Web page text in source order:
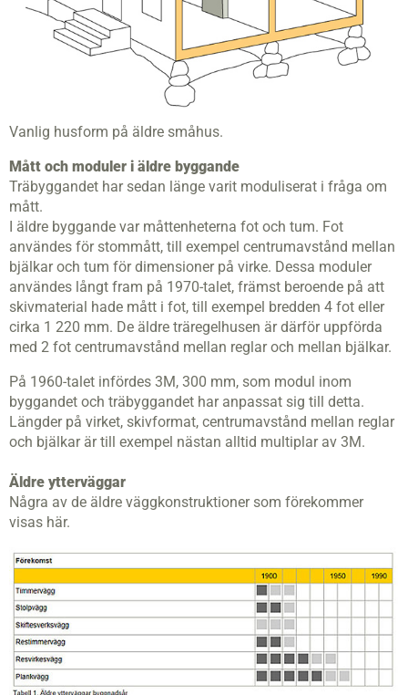
Vanlig husform på äldre småhus.
Mått och moduler i äldre byggande
Träbyggandet har sedan länge varit moduliserat i fråga om
mått.
I äldre byggande var måttenheterna fot och tum. Fot
användes för stommått, till exempel centrumavstånd mellan
bjälkar och tum för dimensioner på virke. Dessa moduler
användes långt fram på 1970-talet, främst beroende på att
skivmaterial hade mått i fot, till exempel bredden 4 fot eller
cirka 1 220 mm. De äldre träregelhusen är därför uppförda
med 2 fot centrumavstånd mellan reglar och mellan bjälkar.
På 1960-talet infördes 3M, 300 mm, som modul inom
byggandet och träbyggandet har anpassat sig till detta.
Längder på virket, skivformat, centrumavstånd mellan reglar
och bjälkar är till exempel nästan alltid multiplar av 3M.
Äldre ytterväggar
Några av de äldre väggkonstruktioner som förekommer
visas här.